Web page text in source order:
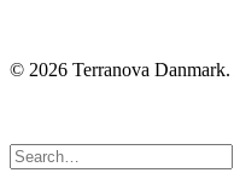
© 2026 Terranova Danmark.